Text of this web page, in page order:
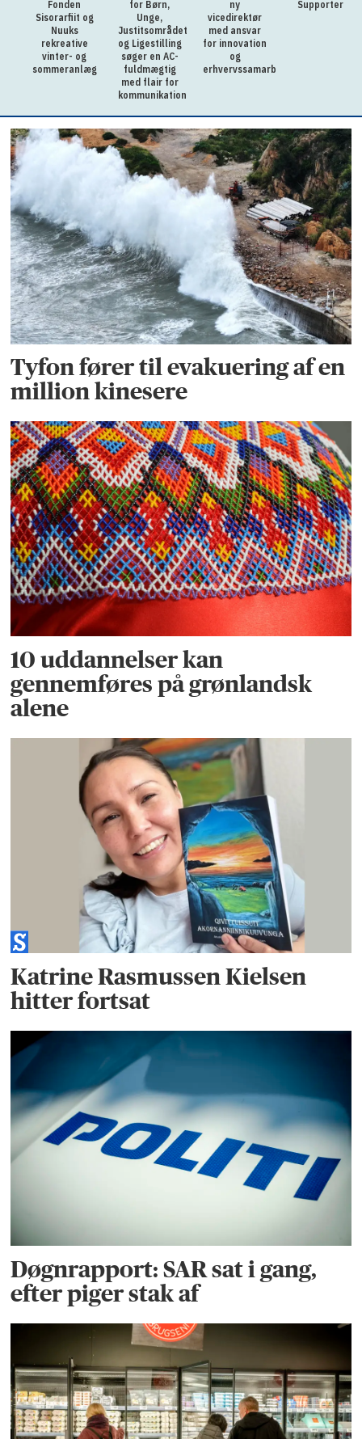
Fonden
Sisorarfiit og
Nuuks
rekreative
vinter- og
sommeranlæg
for Børn,
Unge,
Justitsområdet
og Ligestilling
søger en AC-
fuldmægtig
med flair for
kommunikation
ny
vicedirektør
med ansvar
for innovation
og
erhvervssamarbejde
Supporter
Tyfon fører til evakuering af en
million kinesere
10 uddannelser kan
gennemføres på grønlandsk
alene
Katrine Rasmussen Kielsen
hitter fortsat
Døgnrapport: SAR sat i gang,
efter piger stak af